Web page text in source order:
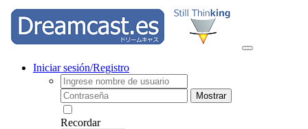
Iniciar sesión/Registro
Mostrar
Recordar